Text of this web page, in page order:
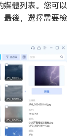
媒體列表。您可以
最後，選擇需要檢